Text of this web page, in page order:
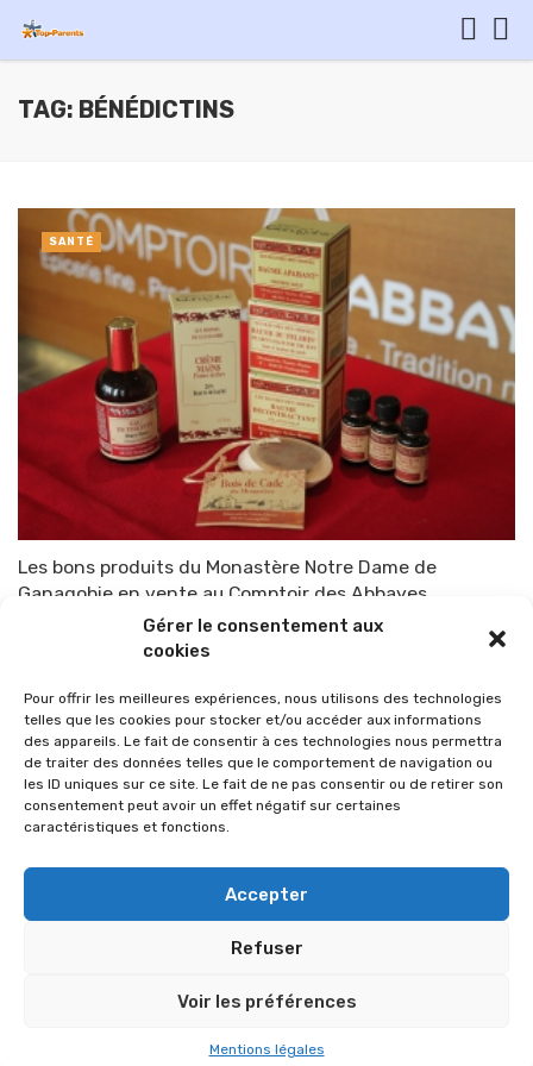
Gérer le consentement aux
cookies
Pour offrir les meilleures expériences, nous utilisons des technologies
telles que les cookies pour stocker et/ou accéder aux informations
des appareils. Le fait de consentir à ces technologies nous permettra
de traiter des données telles que le comportement de navigation ou
les ID uniques sur ce site. Le fait de ne pas consentir ou de retirer son
consentement peut avoir un effet négatif sur certaines
caractéristiques et fonctions.
Accepter
Refuser
Voir les préférences
Mentions légales
TAG: BÉNÉDICTINS
Les bons produits du Monastère Notre Dame de
Ganagobie en vente au Comptoir des Abbayes
TOP-PARENTS 8 septembre 2015
SANTÉ